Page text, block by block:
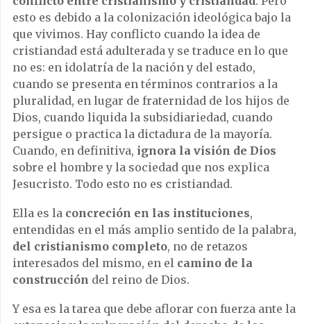
esto es debido a la colonización ideológica bajo la
que vivimos. Hay conflicto cuando la idea de
cristiandad está adulterada y se traduce en lo que
no es: en idolatría de la nación y del estado,
cuando se presenta en términos contrarios a la
pluralidad, en lugar de fraternidad de los hijos de
Dios, cuando liquida la subsidiariedad, cuando
persigue o practica la dictadura de la mayoría.
Cuando, en definitiva, ignora la visión de Dios
sobre el hombre y la sociedad que nos explica
Jesucristo. Todo esto no es cristiandad.
Ella es la concreción en las instituciones,
entendidas en el más amplio sentido de la palabra,
del cristianismo completo, no de retazos
interesados del mismo, en el camino de la
construcción del reino de Dios.
Y esa es la tarea que debe aflorar con fuerza ante la